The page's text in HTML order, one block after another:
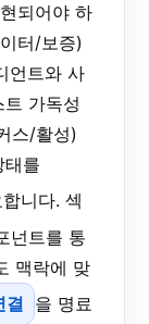
되어야 하
터/보증)
언트와 사
가독성
스/활성)
태를
니다. 섹
넌트를 통
맥락에 맞
결
을 명료